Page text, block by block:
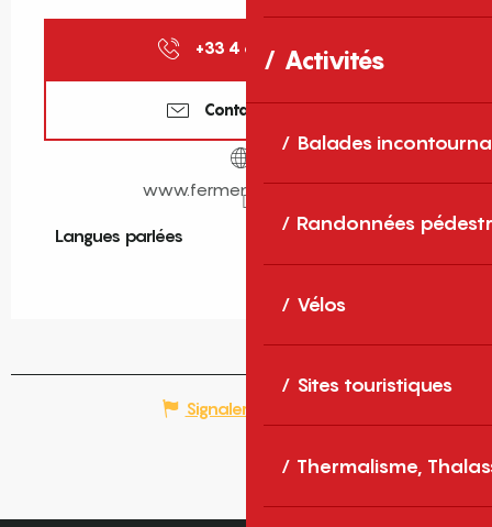
Activités
Balades
Randonnées
Vélos
Sites touristiques
Thermalisme,
+33 4 68 37 98 ▒▒
Contactez-nous
www.fermemusicale.com
Langues parlées
Langues parlées
Signaler une erreur